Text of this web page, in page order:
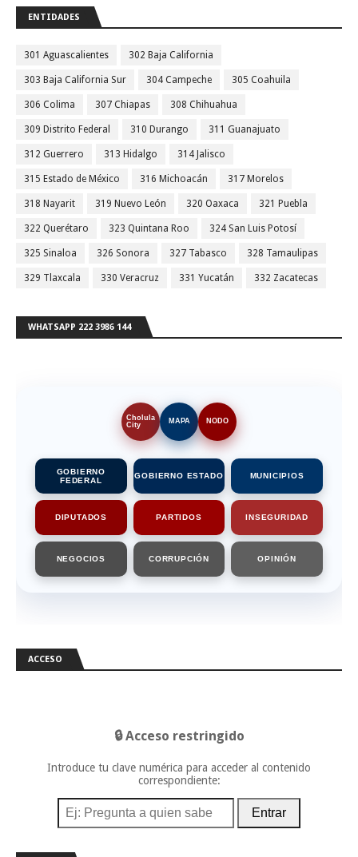
ENTIDADES
301 Aguascalientes 302 Baja California
303 Baja California Sur 304 Campeche 305 Coahuila
306 Colima 307 Chiapas 308 Chihuahua
309 Distrito Federal 310 Durango 311 Guanajuato
312 Guerrero 313 Hidalgo 314 Jalisco
315 Estado de México 316 Michoacán 317 Morelos
318 Nayarit 319 Nuevo León 320 Oaxaca 321 Puebla
322 Querétaro 323 Quintana Roo 324 San Luis Potosí
325 Sinaloa 326 Sonora 327 Tabasco 328 Tamaulipas
329 Tlaxcala 330 Veracruz 331 Yucatán 332 Zacatecas
WHATSAPP 222 3986 144
Cholula
City
MAPA NODO
GOBIERNO
FEDERAL
GOBIERNO ESTADO MUNICIPIOS
DIPUTADOS PARTIDOS INSEGURIDAD
NEGOCIOS CORRUPCIÓN OPINIÓN
ACCESO
🔒 Acceso restringido
Introduce tu clave numérica para acceder al contenido
correspondiente:
Entrar